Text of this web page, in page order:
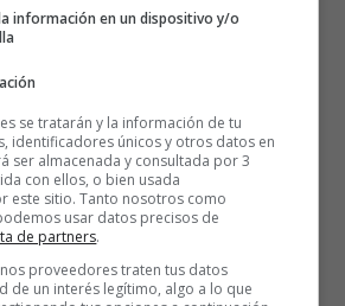
verbo ser
hizo tarde
por ti
pero el banco dijo no
me faltó tu amor
grito
pero en casi se quedó
información en un dispositivo y/o
se tratarán y la información de tu
identificadores únicos y otros datos en
ser almacenada y consultada por 3
con ellos, o bien usada
este sitio. Tanto nosotros como
usar datos precisos de
de partners.
proveedores traten tus datos
de un interés legítimo, algo a lo que